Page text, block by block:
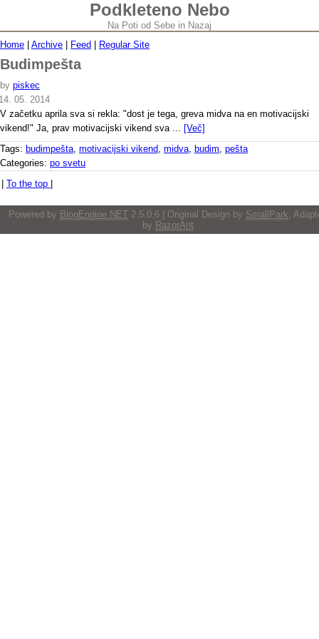
Podkleteno Nebo
Na Poti od Sebe in Nazaj
Home
Archive Feed Regular Site
Budimpešta
by piskec
05. 2014
V začetku aprila sva si rekla: "dost je tega, greva midva na en motivacijski
vikend!" Ja, prav motivacijski vikend sva ... [Več]
Tags: budimpešta, motivacijski vikend, midva, budim, pešta
Categories: po svetu
To the top
Powered by BlogEngine.NET 2.5.0.6 | Original Design by SmallPark,
by RazorAnt